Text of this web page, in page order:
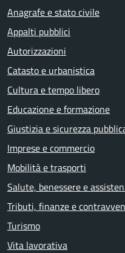
Anagrafe e stato civile
Appalti pubblici
Autorizzazioni
Catasto e urbanistica
Cultura e tempo libero
Educazione e formazione
Giustizia e sicurezza
Imprese e commercio
Mobilità e trasporti
Salute, benessere e
Tributi, finanze e
Turismo
Vita lavorativa